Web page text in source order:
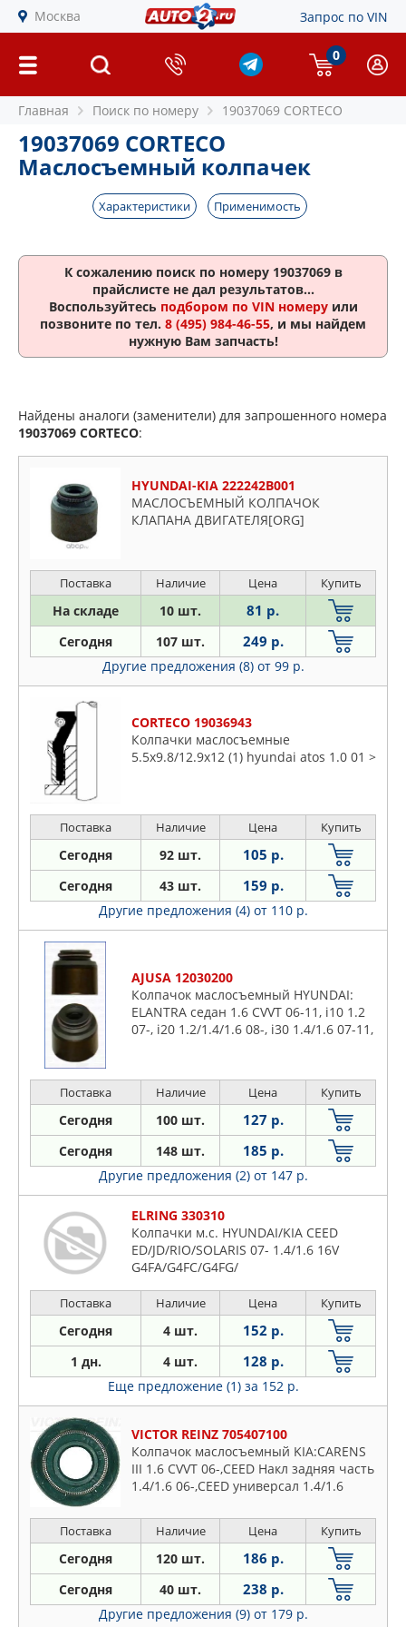
Москва Запрос по VIN
0
Главная Поиск по номеру 19037069 CORTECO
19037069 CORTECO
Маслосъемный колпачек
Характеристики Применимость
К сожалению поиск по номеру 19037069в
прайслисте не дал результатов...
Воспользуйтесь подбором по VIN номеруили
позвоните по тел. 8 (495) 984-46-55, и мы найдем
нужную Вам запчасть!
Найдены аналоги (заменители) для запрошенного номера
19037069 CORTECO:
HYUNDAI-KIA 222242B001
МАСЛОСЪЕМНЫЙ КОЛПАЧОК
КЛАПАНА ДВИГАТЕЛЯ[ORG]
Поставка Наличие Цена Купить
На складе 10 шт. 81 р.
Сегодня 107 шт. 249 р.
Другие предложения (8) от 99 р.
CORTECO 19036943
Колпачки маслосъемные
5.5x9.8/12.9x12 (1) hyundai atos 1.0 01 >
Поставка Наличие Цена Купить
Сегодня 92 шт. 105 р.
Сегодня 43 шт. 159 р.
Другие предложения (4) от 110 р.
AJUSA 12030200
Колпачок маслосъемный HYUNDAI:
ELANTRA седан 1.6 CVVT 06-11, i10 1.2
07-, i20 1.2/1.4/1.6 08-, i30 1.4/1.6 07-11,
Поставка Наличие Цена Купить
Сегодня 100 шт. 127 р.
Сегодня 148 шт. 185 р.
Другие предложения (2) от 147 р.
ELRING 330310
Колпачки м.с. HYUNDAI/KIA CEED
ED/JD/RIO/SOLARIS 07- 1.4/1.6 16V
G4FA/G4FC/G4FG/
Поставка Наличие Цена Купить
Сегодня 4 шт. 152 р.
1 дн. 4 шт. 128 р.
Еще предложение (1) за 152 р.
VICTOR REINZ 705407100
Колпачок маслосъемный KIA:CARENS
III 1.6 CVVT 06-,CEED Накл задняя часть
1.4/1.6 06-,CEED универсал 1.4/1.6
04-,PRO CE резина/металл
Поставка Наличие Цена Купить
Сегодня 120 шт. 186 р.
Сегодня 40 шт. 238 р.
Другие предложения (9) от 179 р.